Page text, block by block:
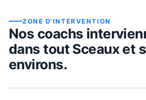
ZONE D'INTERVENTION
Nos coachs
dans tout Sceaux et
environs.